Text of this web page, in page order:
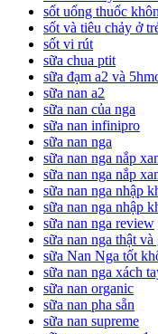
sốt uống thuốc
sốt và tiêu chảy ở
sốt vi rút
sữa chua ptit
sữa đạm a2 và
sữa nan a2
sữa nan của nga
sữa nan infinipro
sữa nan nga
sữa nan nga nắp
sữa nan nga nắp
sữa nan nga nhập
sữa nan nga nhập
sữa nan nga review
sữa nan nga thật và
sữa Nan Nga tốt
sữa nan nga xách
sữa nan organic
sữa nan pha sẵn
sữa nan supreme